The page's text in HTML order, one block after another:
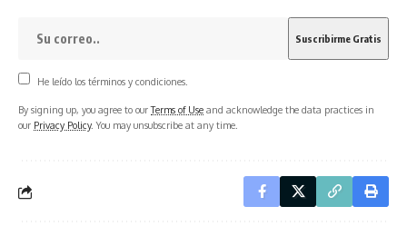
He leído los términos y condiciones.
By signing up, you agree to ourTerms of Use and acknowledge the data practices in
our Privacy Policy. You may unsubscribe at any time.